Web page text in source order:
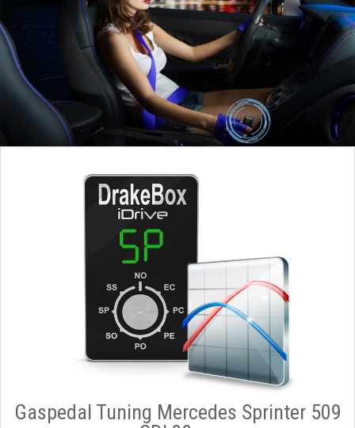
Gaspedal Tuning Mercedes Sprinter 509